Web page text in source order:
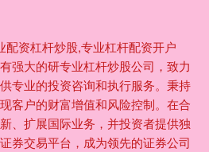
配资杠杆炒股,专业杠杆配资开户
强大的研专业杠杆炒股公司，致力
专业的投资咨询和执行服务。秉持
客户的财富增值和风险控制。在合
、扩展国际业务，并投资者提供独
券交易平台，成为领先的证券公司